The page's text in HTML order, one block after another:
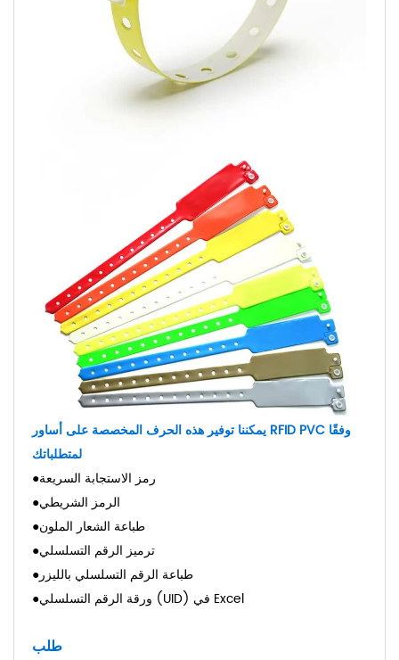
يمكننا توفير هذه الحرف المخصصة على أساور RFID PVC وفقًا
لمتطلباتك
●رمز الاستجابة السريعة
●الرمز الشريطي
●طباعة الشعار الملون
●ترميز الرقم التسلسلي
●طباعة الرقم التسلسلي بالليزر
●ورقة الرقم التسلسلي (UID) في Excel
طلب